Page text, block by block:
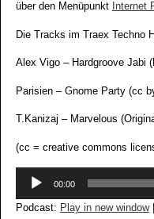
über den Menüpunkt Internet
Die Tracks im Traex Techno
Alex Vigo – Hardgroove Jabi
Parisien – Gnome Party (cc
T.Kanizaj – Marvelous
(cc = creative commons
Audio-
00:00
Podcast: Play in new window|